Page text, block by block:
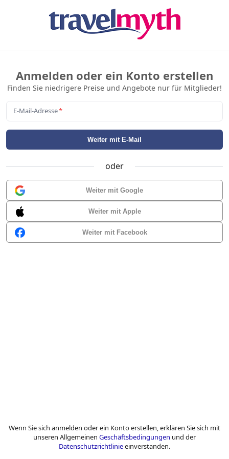
Anmelden oder ein Konto erstellen
Finden Sie niedrigere Preise und Angebote nur für Mitglieder!
E-Mail-Adresse*
Weiter mit E-Mail
oder
Weiter mit Google
Weiter mit Apple
Weiter mit Facebook
Wenn Sie sich anmelden oder ein Konto erstellen, erklären Sie sich mit
unseren Allgemeinen Geschäftsbedingungen und der
Datenschutzrichtlinieeinverstanden.